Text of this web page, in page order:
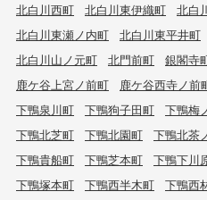
北白川西町
北白川東伊織町 北白
北白川東瀬ノ内町
北白川東平井町
北白川山ノ元町
北門前町 銀閣寺
鹿ケ谷上宮ノ前町
鹿ケ谷西寺ノ前
下鴨泉川町
下鴨狗子田町 下鴨梅
下鴨北芝町
下鴨北園町 下鴨北茶
下鴨貴船町
下鴨芝本町 下鴨下川
下鴨塚本町
下鴨西半木町 下鴨西